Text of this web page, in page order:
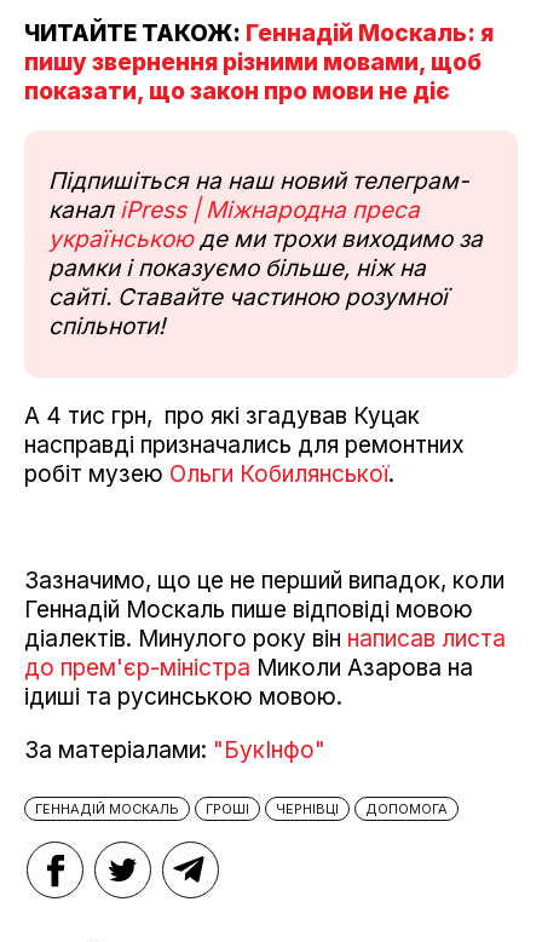
ЧИТАЙТЕ ТАКОЖ: Геннадій Москаль: я
пишу звернення різними мовами, щоб
показати, що закон про мови не діє
Підпишіться на наш новий телеграм-
канал iPress | Міжнародна преса
українськоюде ми трохи виходимо за
рамки і показуємо більше, ніж на
сайті. Ставайте частиною розумної
спільноти!
А 4 тис грн, про які згадував Куцак
насправді призначались для ремонтних
робіт музею Ольги Кобилянської.
Зазначимо, що це не перший випадок, коли
Геннадій Москаль пише відповіді мовою
діалектів. Минулого року він написав листа
до прем'єр-міністра Миколи Азарова на
ідиші та русинською мовою.
За матеріалами: "БукІнфо"
ГЕННАДІЙ МОСКАЛЬ ГРОШІ ЧЕРНІВЦІ ДОПОМОГА